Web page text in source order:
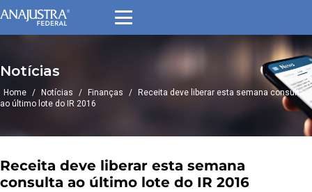
Notícias
Home / Notícias / Finanças /
Receita deve liberar esta semana consulta
ao último lote do IR 2016
Receita deve liberar esta semana
consulta ao último lote do IR 2016